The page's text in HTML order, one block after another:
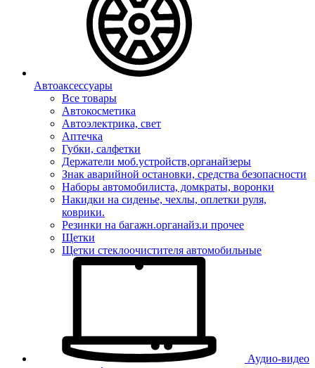
Автоаксессуары
Все товары
Автокосметика
Автоэлектрика, свет
Аптечка
Губки, салфетки
Держатели моб.устройств,органайзеры
Знак аварийной остановки, средства безопасности
Наборы автомобилиста, домкраты, воронки
Накидки на сиденье, чехлы, оплетки руля,
коврики.
Резинки на багажн.органайз.и прочее
Щетки
Щетки стеклоочистителя автомобильные
Аудио-видео